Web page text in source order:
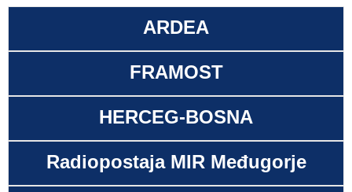
ARDEA
FRAMOST
HERCEG-BOSNA
Radiopostaja MIR Međugorje